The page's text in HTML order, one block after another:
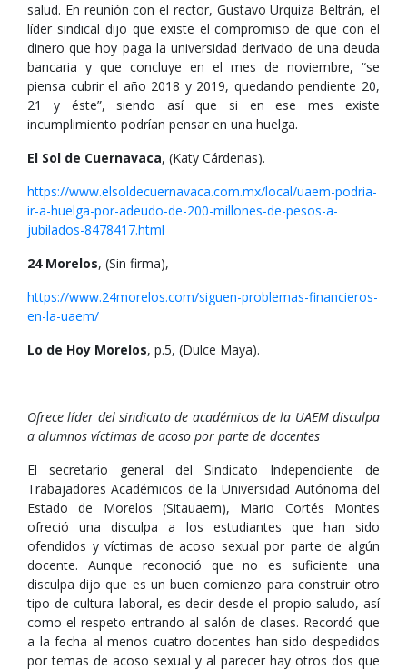
salud. En reunión con el rector, Gustavo Urquiza Beltrán, el
líder sindical dijo que existe el compromiso de que con el
dinero que hoy paga la universidad derivado de una deuda
bancaria y que concluye en el mes de noviembre, “se
piensa cubrir el año 2018 y 2019, quedando pendiente 20,
21 y éste”, siendo así que si en ese mes existe
incumplimiento podrían pensar en una huelga.
El Sol de Cuernavaca, (Katy Cárdenas).
https://www.elsoldecuernavaca.com.mx/local/uaem-podria-
ir-a-huelga-por-adeudo-de-200-millones-de-pesos-a-
jubilados-8478417.html
24 Morelos, (Sin firma),
https://www.24morelos.com/siguen-problemas-financieros-
en-la-uaem/
Lo de Hoy Morelos, p.5, (Dulce Maya).
Ofrece líder del sindicato de académicos de la UAEM disculpa
a alumnos víctimas de acoso por parte de docentes
El secretario general del Sindicato Independiente de
Trabajadores Académicos de la Universidad Autónoma del
Estado de Morelos (Sitauaem), Mario Cortés Montes
ofreció una disculpa a los estudiantes que han sido
ofendidos y víctimas de acoso sexual por parte de algún
docente. Aunque reconoció que no es suficiente una
disculpa dijo que es un buen comienzo para construir otro
tipo de cultura laboral, es decir desde el propio saludo, así
como el respeto entrando al salón de clases. Recordó que
a la fecha al menos cuatro docentes han sido despedidos
por temas de acoso sexual y al parecer hay otros dos que